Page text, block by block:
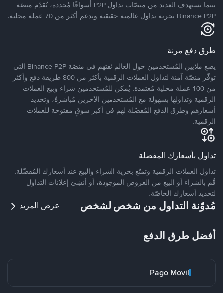
بينما تستهدف العديد من منصّات تداول P2P أسواقًا مُحددة، تُقدّم منصّة
Binance P2P تجربة تداول عالمية حقيقية وتدعم أكثر من 70 عملة محلية.
طرق دفع مرنة
يضع ملايين المُستخدمين حول العالم ثقتهم في منصّة Binance P2P التي
توفّر منصّة آمنة لتداول العملات الرقمية بأكثر من 800 طريقة دفع وأكثر
من 100 عملة محلية مُعتمدة. يُمكن للمُستخدمين شراء وبيع العملات
الرقمية وتداولها بسهولة مع المُستخدمين الآخرين مُباشرةً، وتحديد
أسعارهم وطرق الدفع المُفضّلة لهم في أكبر سوقٍ مفتوحة للعملات
الرقمية.
تداول بأسعارك المفضلة
تداول العملات الرقمية وتمتّع بحرية الشراء والبيع عند أسعارك المُفضّلة.
قُم بالشراء أو البيع من العروض الموجودة، أو أنشِئ إعلانات التداول
لتحديد أسعارك الخاصّة.
مُدوّنة التداول من شخص لشخص عرض المزيد
أفضل طرق الدفع
Pago Movil